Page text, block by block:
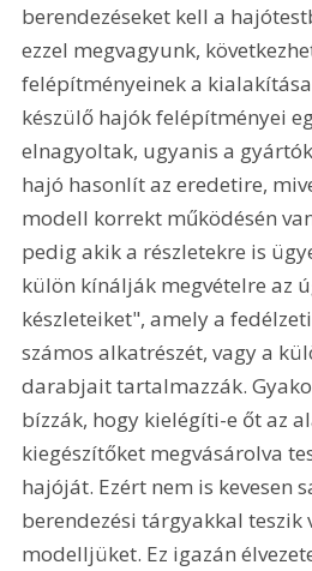
berendezéseket kell a
ezzel megvagyunk,
felépítményeinek a
készülő hajók felépítményei
elnagyoltak, ugyanis a
hajó hasonlít az eredetire,
modell korrekt működésén
pedig akik a részletekre is
külön kínálják megvételre az
készleteiket", amely a
számos alkatrészét, vagy a
darabjait tartalmazzák.
bízzák, hogy kielégíti-e őt az
kiegészítőket megvásárolva
hajóját. Ezért nem is kevesen
berendezési tárgyakkal teszik
modelljüket. Ez igazán